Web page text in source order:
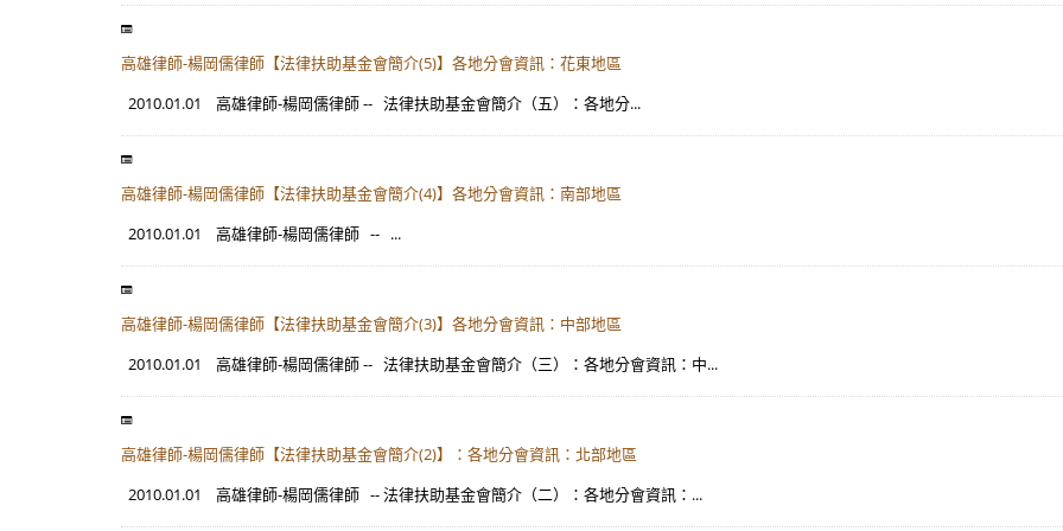
高雄律師-楊岡儒律師【法律扶助基金會簡介(5)】各地分會資訊：花東地區
2010.01.01 高雄律師-楊岡儒律師 -- 法律扶助基金會簡介（五）：各地分...
高雄律師-楊岡儒律師【法律扶助基金會簡介(4)】各地分會資訊：南部地區
2010.01.01 高雄律師-楊岡儒律師 -- ...
高雄律師-楊岡儒律師【法律扶助基金會簡介(3)】各地分會資訊：中部地區
2010.01.01 高雄律師-楊岡儒律師 -- 法律扶助基金會簡介（三）：各地分會資訊：中...
高雄律師-楊岡儒律師【法律扶助基金會簡介(2)】：各地分會資訊：北部地區
2010.01.01 高雄律師-楊岡儒律師 -- 法律扶助基金會簡介（二）：各地分會資訊：...